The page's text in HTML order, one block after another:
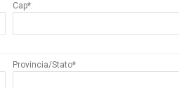
Cap*:
Provincia/Stato*